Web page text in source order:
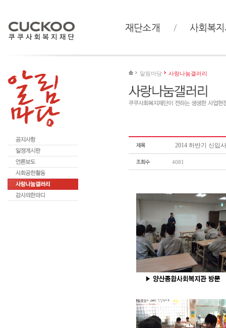
알림마당 사랑나눔갤러리
2014 하반기 신입
4081